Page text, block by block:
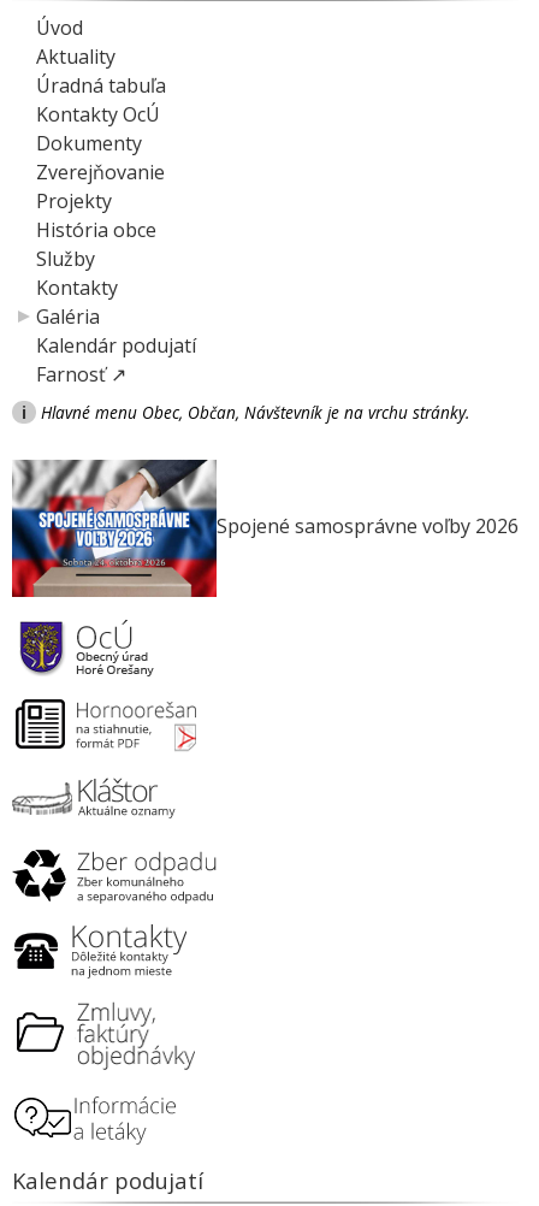
Úvod
Aktuality
Úradná tabuľa
Kontakty OcÚ
Dokumenty
Zverejňovanie
Projekty
História obce
Služby
Kontakty
Galéria
Kalendár podujatí
Farnosť ↗
i Hlavné menu Obec, Občan, Návštevník je na vrchu stránky.
Spojené samosprávne voľby 2026
Kalendár podujatí